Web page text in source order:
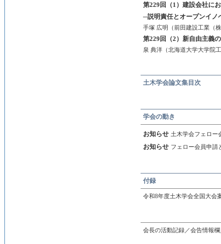
第229回（1）建設会社に
─説明責任とオープンイノ
手塚 広明（前田建設工業（
第229回（2）新自由主義
泉 典洋（北海道大学大学院
土木学会論文集目次
学会の動き
お知らせ 土木学会フェロー
お知らせ フェロー会員申請
付録
令和8年度土木学会全国大会
会長の活動記録／会告情報